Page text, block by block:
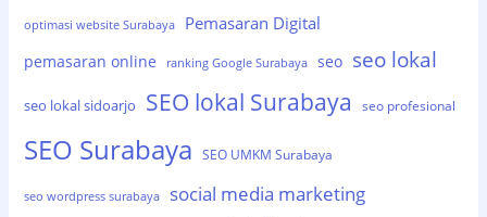
optimasi website Surabaya Pemasaran Digital
pemasaran online ranking Google Surabaya seo seo lokal
seo lokal sidoarjo SEO lokal Surabaya seo profesional
SEO Surabaya SEO UMKM Surabaya
seo wordpress surabaya social media marketing